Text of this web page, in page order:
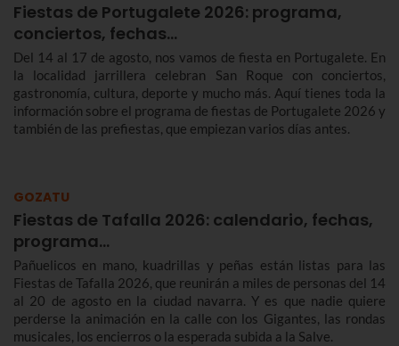
Fiestas de Portugalete 2026: programa,
conciertos, fechas…
Del 14 al 17 de agosto, nos vamos de fiesta en Portugalete. En
la localidad jarrillera celebran San Roque con conciertos,
gastronomía, cultura, deporte y mucho más. Aquí tienes toda la
información sobre el programa de fiestas de Portugalete 2026 y
también de las prefiestas, que empiezan varios días antes.
GOZATU
Fiestas de Tafalla 2026: calendario, fechas,
programa…
Pañuelicos en mano, kuadrillas y peñas están listas para las
Fiestas de Tafalla 2026, que reunirán a miles de personas del 14
al 20 de agosto en la ciudad navarra. Y es que nadie quiere
perderse la animación en la calle con los Gigantes, las rondas
musicales, los encierros o la esperada subida a la Salve.